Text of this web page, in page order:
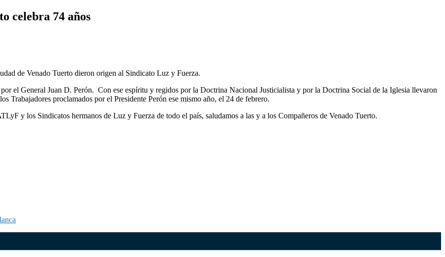
celebra 74 años
de Venado Tuerto dieron origen al Sindicato Luz y Fuerza.
el General Juan D. Perón. Con ese espíritu y regidos por la Doctrina Nacional Justicialista y por la Doctrina Social de la Iglesia llevaron
Trabajadores proclamados por el Presidente Perón ese mismo año, el 24 de febrero.
y los Sindicatos hermanos de Luz y Fuerza de todo el país, saludamos a las y a los Compañeros de Venado Tuerto.